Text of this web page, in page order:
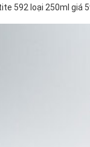
592 loại 250ml giá